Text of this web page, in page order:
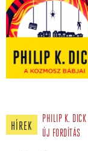
HÍREK
PHILIP K. DICK
ÚJ FORDÍTÁS